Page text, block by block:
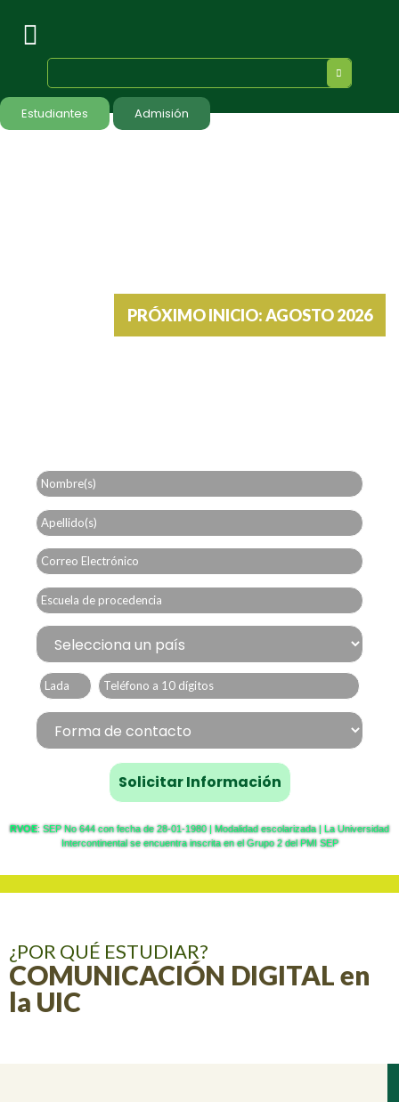
Estudiantes Admisión
PRÓXIMO INICIO: AGOSTO 2026
RVOE: SEP No 644 con fecha de 28-01-1980 | Modalidad escolarizada | La Universidad
Intercontinental se encuentra inscrita en el Grupo 2 del PMI SEP
¿POR QUÉ ESTUDIAR?
COMUNICACIÓN DIGITAL en
la UIC